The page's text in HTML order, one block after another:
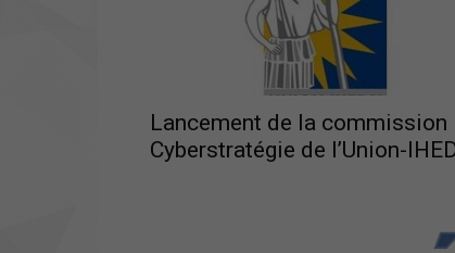
Lancement de la commission
Cyberstratégie de l’Union-